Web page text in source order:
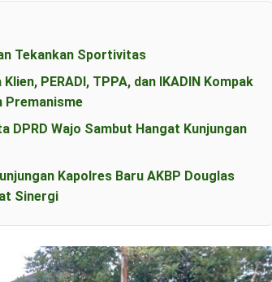
Tekankan Sportivitas
PERADI, TPPA, dan IKADIN Kompak
Premanisme
DPRD Wajo Sambut Hangat Kunjungan
Kapolres Baru AKBP Douglas
Sinergi